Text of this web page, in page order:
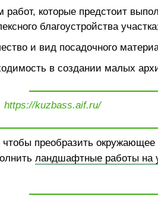
работ, которые предстоит
благоустройства
и вид посадочного
в создании малых
https://kuzbass.aif.ru/
чтобы преобразить окружающее
ландшафтные работы на